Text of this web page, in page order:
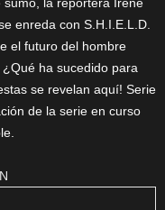
enreda con S.H.I.E.L.D.
el futuro del hombre
ha sucedido para
se revelan aquí! Serie
de la serie en curso